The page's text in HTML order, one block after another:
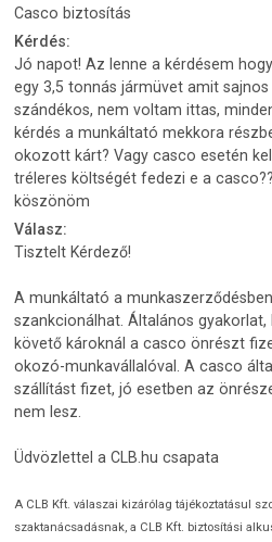
Casco biztosítás
Kérdés:
Jó napot! Az lenne a kérdésem
egy 3,5 tonnás jármüvet amit
szándékos, nem voltam ittas,
kérdés a munkáltató mekkora
okozott kárt? Vagy casco esetén
tréleres költségét fedezi e a
köszönöm
Válasz:
Tisztelt Kérdező!
A munkáltató a
szankcionálhat. Általános
követő károknál a casco önrészt
okozó-munkavállalóval. A casco
szállítást fizet, jó esetben az
nem lesz.
Üdvözlettel a CLB.hu csapata
A CLB Kft. válaszai kizárólag tájékoztatásul
szaktanácsadásnak, a CLB Kft. biztosítási